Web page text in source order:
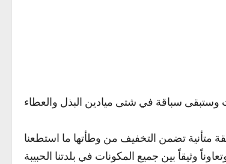
متأنية تضمن التخفيف من وطأتها ما استطعنا